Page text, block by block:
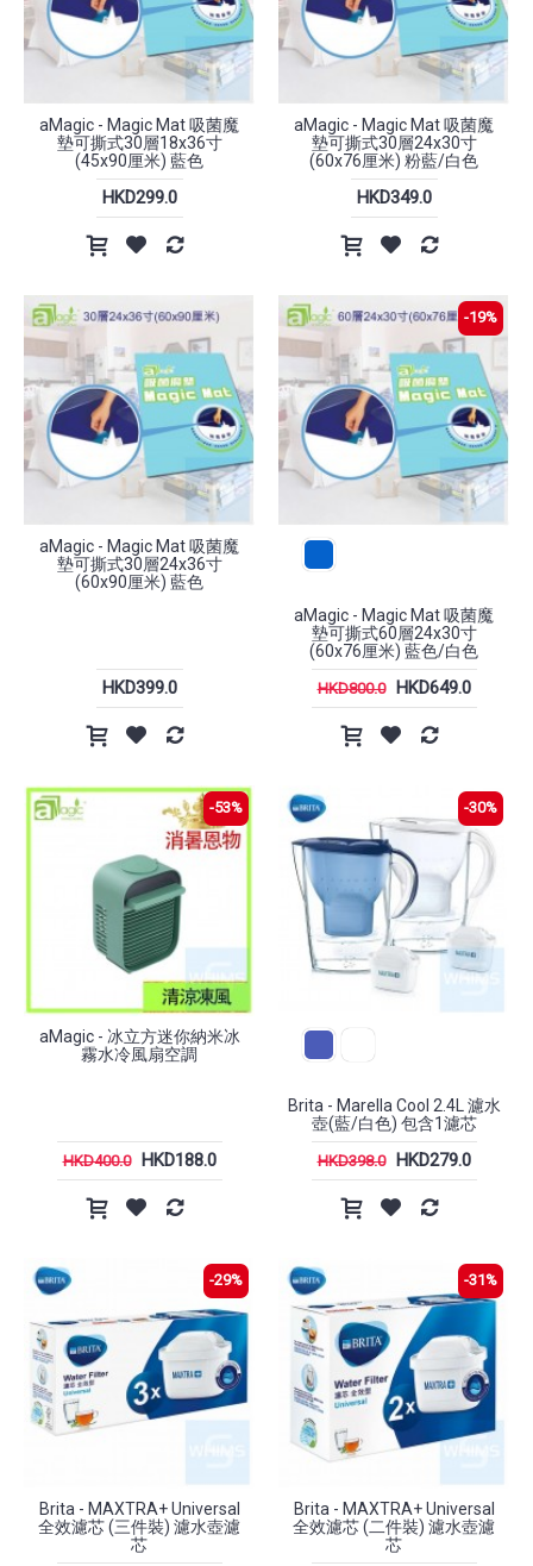
aMagic - Magic Mat 吸菌魔
墊可撕式30層18x36寸
(45x90厘米) 藍色
HKD299.0
aMagic - Magic Mat 吸菌魔
墊可撕式30層24x30寸
(60x76厘米) 粉藍/白色
HKD349.0
aMagic - Magic Mat 吸菌魔
墊可撕式30層24x36寸
(60x90厘米) 藍色
HKD399.0
-19%
aMagic - Magic Mat 吸菌魔
墊可撕式60層24x30寸
(60x76厘米) 藍色/白色
HKD800.0 HKD649.0
-53%
aMagic - 冰立方迷你納米冰
霧水冷風扇空調
HKD400.0 HKD188.0
-30%
Brita - Marella Cool 2.4L 濾水
壺(藍/白色) 包含1濾芯
HKD398.0 HKD279.0
-29%
Brita - MAXTRA+ Universal
全效濾芯 (三件裝) 濾水壺濾
芯
-31%
Brita - MAXTRA+ Universal
全效濾芯 (二件裝) 濾水壺濾
芯